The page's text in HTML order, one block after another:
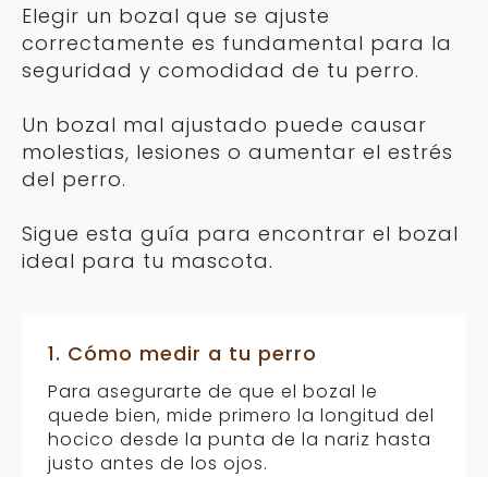
Elegir un bozal que se ajuste
correctamente es fundamental para la
seguridad y comodidad de tu perro.
Un bozal mal ajustado puede causar
molestias, lesiones o aumentar el estrés
del perro.
Sigue esta guía para encontrar el bozal
ideal para tu mascota.
1. Cómo medir a tu perro
Para asegurarte de que el bozal le
quede bien, mide primero la longitud del
hocico desde la punta de la nariz hasta
justo antes de los ojos.
de
producto